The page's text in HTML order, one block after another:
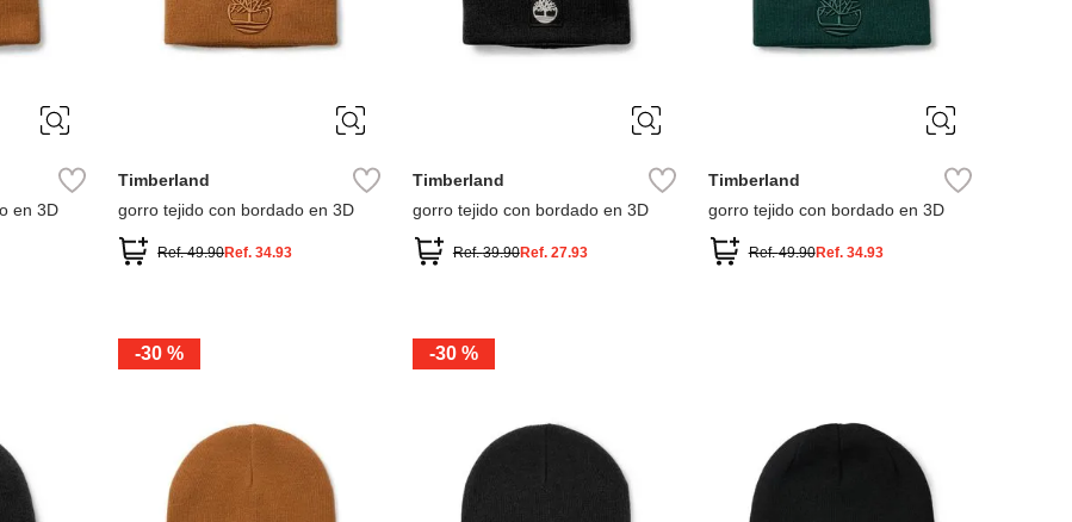
en 3D
Timberland
gorro tejido con bordado en 3D
Ref.49.90Ref.34.93
Timberland
gorro tejido con bordado en 3D
Ref.39.90Ref. 27.93
Timberland
gorro tejido con bordado en 3D
Ref.49.90Ref. 34.93
-30 % -30 %